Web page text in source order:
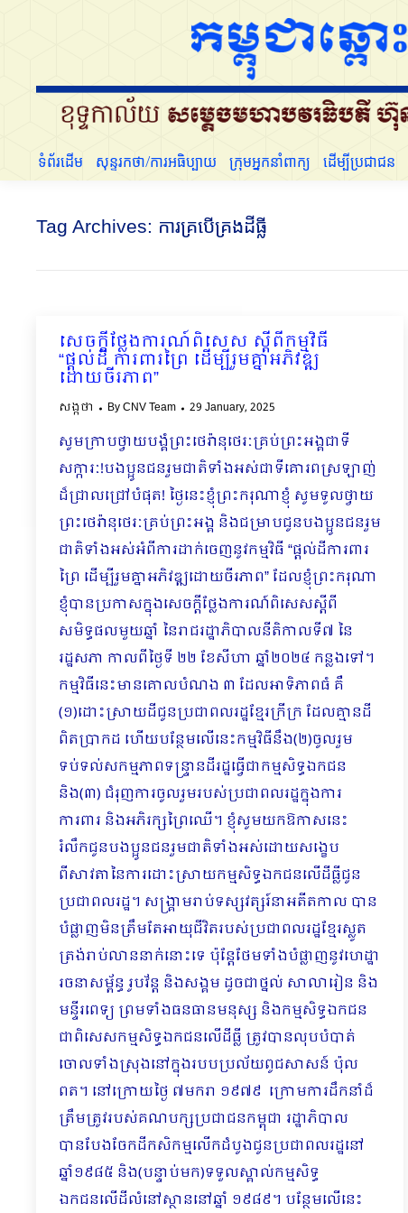
ទំព័រដើម សុន្ទរកថា/ការអធិប្បាយ ក្រុមអ្នកនាំពាក្យ ដើម្បីប្រជាជន
Tag Archives: ការគ្របើគ្រងដីធ្លី
សេចក្តីថ្លែងការណ៍ពិសេស ស្តីពីកម្មវិធី
“ផ្តល់ដី ការពារព្រៃ ដើម្បីរួមគ្នាអភិវឌ្ឍ
ដោយចីរភាព”
សង្កថា ByCNV Team 29 January, 2025
សូមក្រាបថ្វាយបង្គំព្រះថេរ៉ានុថេរៈគ្រប់ព្រះអង្គជាទី
សក្ការៈ!បងប្អូនជនរួមជាតិទាំងអស់ជាទីគោរពស្រឡាញ់
ដ៏ជ្រាលជ្រៅបំផុត! ថ្ងៃនេះខ្ញុំព្រះករុណាខ្ញុំ សូមទូលថ្វាយ
ព្រះថេរ៉ានុថេរៈគ្រប់ព្រះអង្គ និងជម្រាបជូនបងប្អូនជនរួម
ជាតិទាំងអស់អំពីការដាក់ចេញនូវកម្មវិធី “ផ្តល់ដីការពារ
ព្រៃ ដើម្បីរួមគ្នាអភិវឌ្ឍដោយចីរភាព” ដែលខ្ញុំព្រះករុណា
ខ្ញុំបានប្រកាសក្នុងសេចក្តីថ្លែងការណ៍ពិសេសស្តីពី
សមិទ្ធផលមួយឆ្នាំ នៃរាជរដ្ឋាភិបាលនីតិកាលទី៧ នៃ
រដ្ឋសភា កាលពីថ្ងៃទី ២២ ខែសីហា ឆ្នាំ២០២៤ កន្លងទៅ។
កម្មវិធីនេះមានគោលបំណង ៣ ដែលអាទិភាពធំ គឺ
(១)ដោះស្រាយដីជូនប្រជាពលរដ្ឋខ្មែរក្រីក្រ ដែលគ្មានដី
ពិតប្រាកដ ហើយបន្ថែមលើនេះកម្មវិធីនឹង(២)ចូលរួម
ទប់ទល់សកម្មភាពទន្ទ្រានដីរដ្ឋធ្វើជាកម្មសិទ្ធឯកជន
និង(៣) ជំរុញការចូលរួមរបស់ប្រជាពលរដ្ឋក្នុងការ
ការពារ និងអភិរក្សព្រៃឈើ។ ខ្ញុំសូមយកឱកាសនេះ
រំលឹកជូនបងប្អូនជនរួមជាតិទាំងអស់ដោយសង្ខេប
ពីសាវតានៃការដោះស្រាយកម្មសិទ្ធឯកជនលើដីធ្លីជូន
ប្រជាពលរដ្ឋ។ សង្គ្រាមរាប់ទស្សវត្សរ៍នាអតីតកាល បាន
បំផ្លាញមិនត្រឹមតែអាយុជីវិតរបស់ប្រជាពលរដ្ឋខ្មែរស្លូត
ត្រង់រាប់លាននាក់នោះទេ ប៉ុន្តែថែមទាំងបំផ្លាញនូវហេដ្ឋា
រចនាសម្ព័ន្ធ រូបវ័ន្ត និងសង្គម ដូចជាថ្នល់ សាលារៀន និង
មន្ទីរពេទ្យ ព្រមទាំងធនធានមនុស្ស និងកម្មសិទ្ធឯកជន​
ជាពិសេសកម្មសិទ្ធឯកជនលើដីធ្លី ត្រូវបានលុបបំបាត់
ចោលទាំងស្រុងនៅក្នុងរបបប្រល័យពូជសាសន៍ ប៉ុល
ពត។ នៅក្រោយថ្ងៃ ៧មករា ១៩៧៩ ក្រោមការដឹកនាំដ៏
ត្រឹមត្រូវរបស់គណបក្សប្រជាជនកម្ពុជា រដ្ឋាភិបាល
បានបែងចែកដីកសិកម្មលើកដំបូងជូនប្រជាពលរដ្ឋនៅ
ឆ្នាំ១៩៨៥ និង(បន្ទាប់មក)ទទួលស្គាល់កម្មសិទ្ធ
ឯកជនលើដីលំនៅស្ថាននៅឆ្នាំ ១៩៨៩។ បន្ថែមលើនេះ
សុន្ទរកថា/ការអធិប្បាយ ក្រុមអ្នកនាំពាក្យ